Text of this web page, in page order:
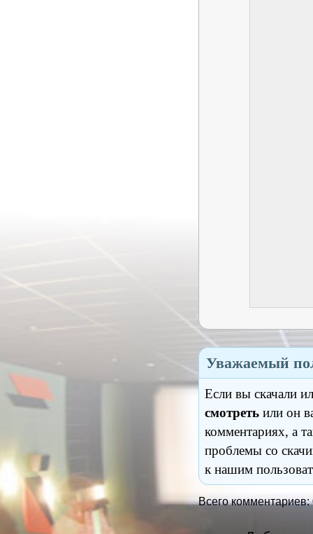
Уважаемый
Если вы скачали
смотреть или он
комментариях, а
проблемы со
к нашим
Всего комментариев: